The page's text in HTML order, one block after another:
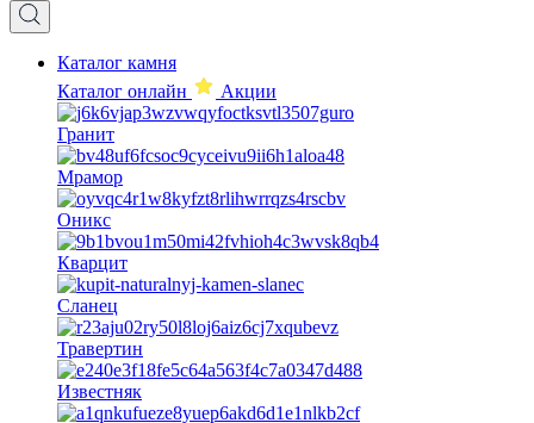
Каталог камня
Каталог онлайн
Акции
Гранит
Мрамор
Оникс
Кварцит
Сланец
Травертин
Известняк